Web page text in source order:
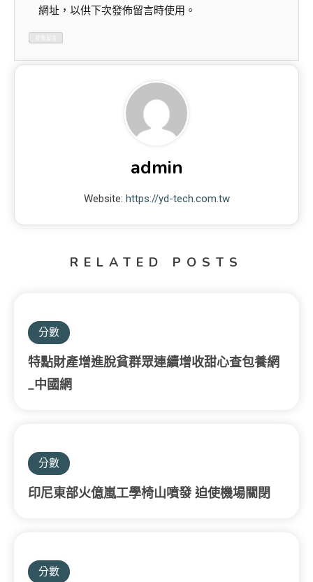
網址，以供下次發佈留言時使用。
admin
Website: https://yd-tech.com.tw
RELATED POSTS
分數
特點財產增進脫貧群眾連續增收甜心查包養網
_中國網
分數
印尼東部火億嵐工學椅山噴發 迫使機場關閉
分數